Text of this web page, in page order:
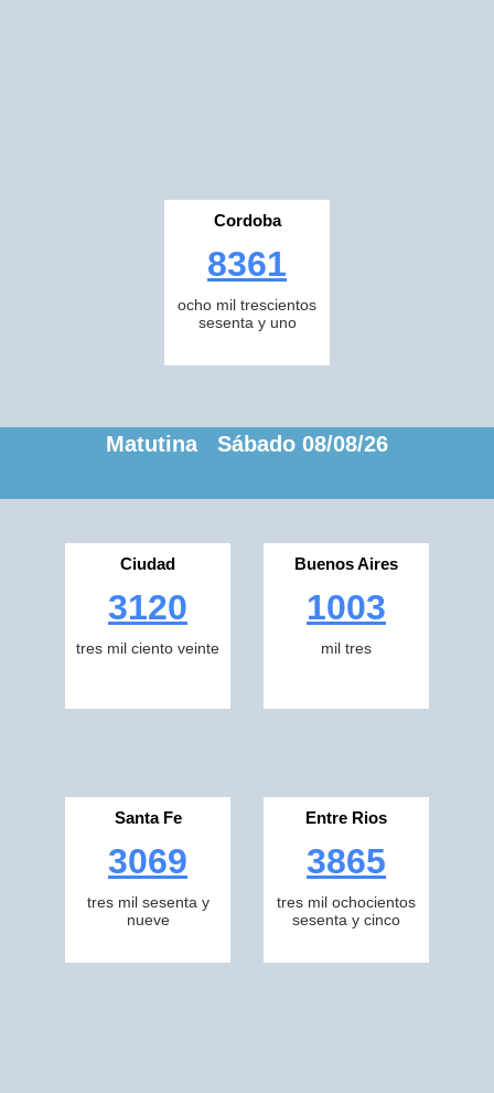
Cordoba
8361
ocho mil trescientos
sesenta y uno
Matutina Sábado 08/08/26
Ciudad
3120
tres mil ciento veinte
Buenos Aires
1003
mil tres
Santa Fe
3069
tres mil sesenta y
nueve
Entre Rios
3865
tres mil ochocientos
sesenta y cinco